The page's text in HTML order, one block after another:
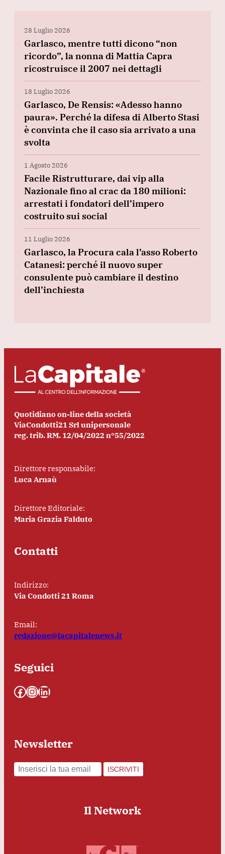
28 Luglio 2026
Garlasco, mentre tutti dicono “non
ricordo”, la nonna di Mattia Capra
ricostruisce il 2007 nei dettagli
18 Luglio 2026
Garlasco, De Rensis: «Adesso hanno
paura». Perché la difesa di Alberto Stasi
è convinta che il caso sia arrivato a una
svolta
1 Agosto 2026
Facile Ristrutturare, dai vip alla
Nazionale fino al crac da 180 milioni:
arrestati i fondatori dell’impero
costruito sui social
11 Luglio 2026
Garlasco, la Procura cala l’asso Roberto
Catanesi: perché il nuovo super
consulente può cambiare il destino
dell’inchiesta
Quotidiano on-line della società
ViaCondotti21 Srl unipersonale
reg. trib. RM. 12/04/2022 n°55/2022
Direttore responsabile:
Luca Arnaù
Direttore Editoriale:
Maria Grazia Falduto
Contatti
Indirizzo:
Via Condotti 21 Roma
Email:
redazione@lacapitalenews.it
Seguici
Facebook InstagramLinkedIn
Newsletter
ISCRIVITI
Il Network